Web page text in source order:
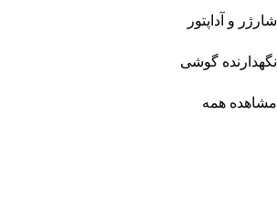
شارژر و آداپتور
نگهدارنده گوشی
مشاهده همه